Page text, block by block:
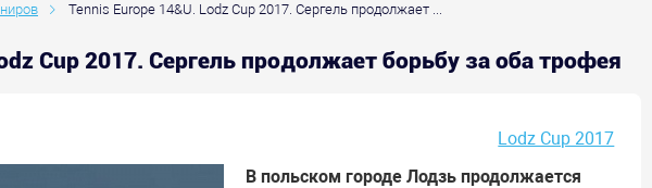
Tennis Europe 14&U. Lodz Cup 2017. Сергель продолжает ...
Cup 2017. Сергель продолжает борьбу за оба трофея
Lodz Cup 2017
В польском городе Лодзь продолжается